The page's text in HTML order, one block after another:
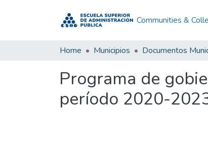
Communities &
Home Municipios Documentos
Programa de
período 2020-